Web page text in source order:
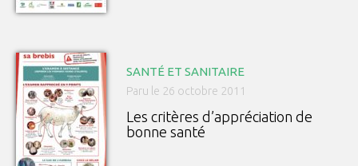
SANTÉ ET SANITAIRE
Paru le 26 octobre 2011
Les critères d’appréciation de
bonne santé